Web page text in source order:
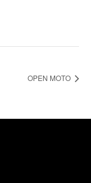
OPEN MOTO